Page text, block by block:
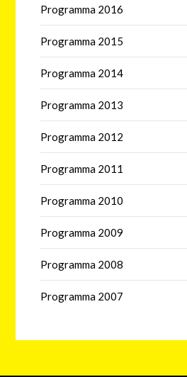
Programma 2016
Programma 2015
Programma 2014
Programma 2013
Programma 2012
Programma 2011
Programma 2010
Programma 2009
Programma 2008
Programma 2007